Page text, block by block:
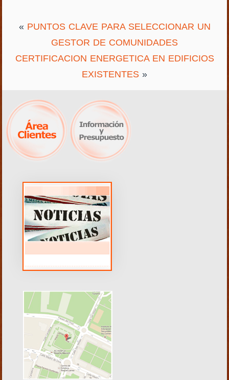
« PUNTOS CLAVE PARA SELECCIONAR UN
GESTOR DE COMUNIDADES
CERTIFICACION ENERGETICA EN EDIFICIOS
EXISTENTES »